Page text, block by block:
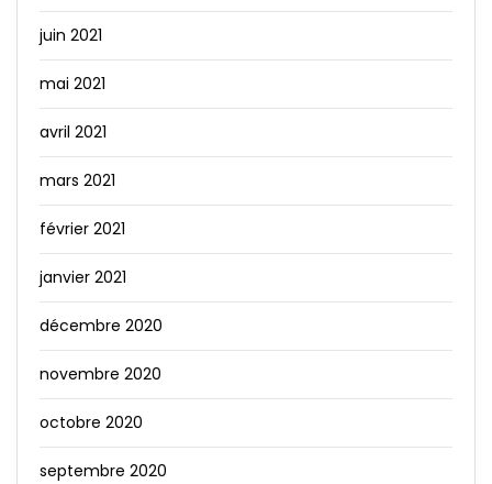
juin 2021
mai 2021
avril 2021
mars 2021
février 2021
janvier 2021
décembre 2020
novembre 2020
octobre 2020
septembre 2020